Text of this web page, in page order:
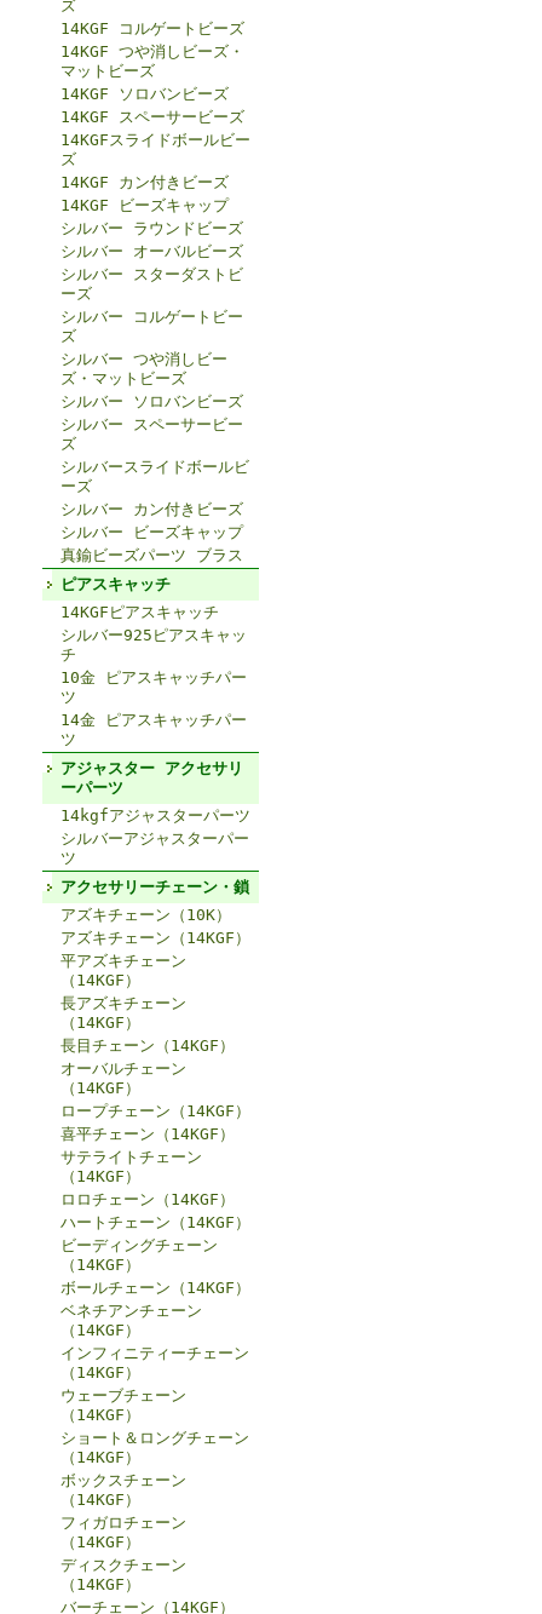
ズ
14KGF コルゲートビーズ
14KGF つや消しビーズ・
マットビーズ
14KGF ソロバンビーズ
14KGF スペーサービーズ
14KGFスライドボールビー
ズ
14KGF カン付きビーズ
14KGF ビーズキャップ
シルバー ラウンドビーズ
シルバー オーバルビーズ
シルバー スターダストビ
ーズ
シルバー コルゲートビー
ズ
シルバー つや消しビー
ズ・マットビーズ
シルバー ソロバンビーズ
シルバー スペーサービー
ズ
シルバースライドボールビ
ーズ
シルバー カン付きビーズ
シルバー ビーズキャップ
真鍮ビーズパーツ ブラス
ピアスキャッチ
14KGFピアスキャッチ
シルバー925ピアスキャッ
チ
10金 ピアスキャッチパー
ツ
14金 ピアスキャッチパー
ツ
アジャスター アクセサリ
ーパーツ
14kgfアジャスターパーツ
シルバーアジャスターパー
ツ
アクセサリーチェーン・鎖
アズキチェーン（10K）
アズキチェーン（14KGF）
平アズキチェーン
（14KGF）
長アズキチェーン
（14KGF）
長目チェーン（14KGF）
オーバルチェーン
（14KGF）
ロープチェーン（14KGF）
喜平チェーン（14KGF）
サテライトチェーン
（14KGF）
ロロチェーン（14KGF）
ハートチェーン（14KGF）
ビーディングチェーン
（14KGF）
ボールチェーン（14KGF）
ベネチアンチェーン
（14KGF）
インフィニティーチェーン
（14KGF）
ウェーブチェーン
（14KGF）
ショート＆ロングチェーン
（14KGF）
ボックスチェーン
（14KGF）
フィガロチェーン
（14KGF）
ディスクチェーン
（14KGF）
バーチェーン（14KGF）